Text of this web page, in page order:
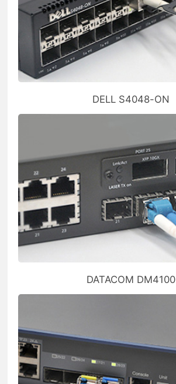
DELL S4048-ON
DATACOM DM4100